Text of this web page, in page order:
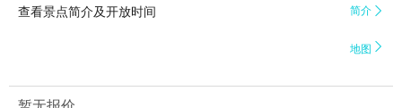
查看景点简介及开放时间 简介 
地图 